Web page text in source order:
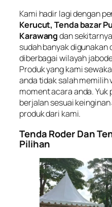
Kami hadir lagi dengan
Kerucut, Tenda bazar
Karawangdan
sudah banyak digunakan
diberbagai wilayah
Produk yang kami
anda tidak salah memilih
moment acara anda. Yuk
berjalan sesuai
produk dari kami.
Tenda Roder Dan
Pilihan